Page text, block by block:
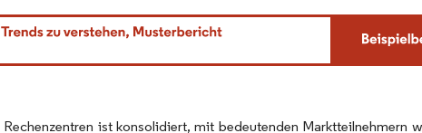
Namensnennung gemäß CC BY 4.0.
ist konsolidiert, mit bedeutenden Marktteilnehmern